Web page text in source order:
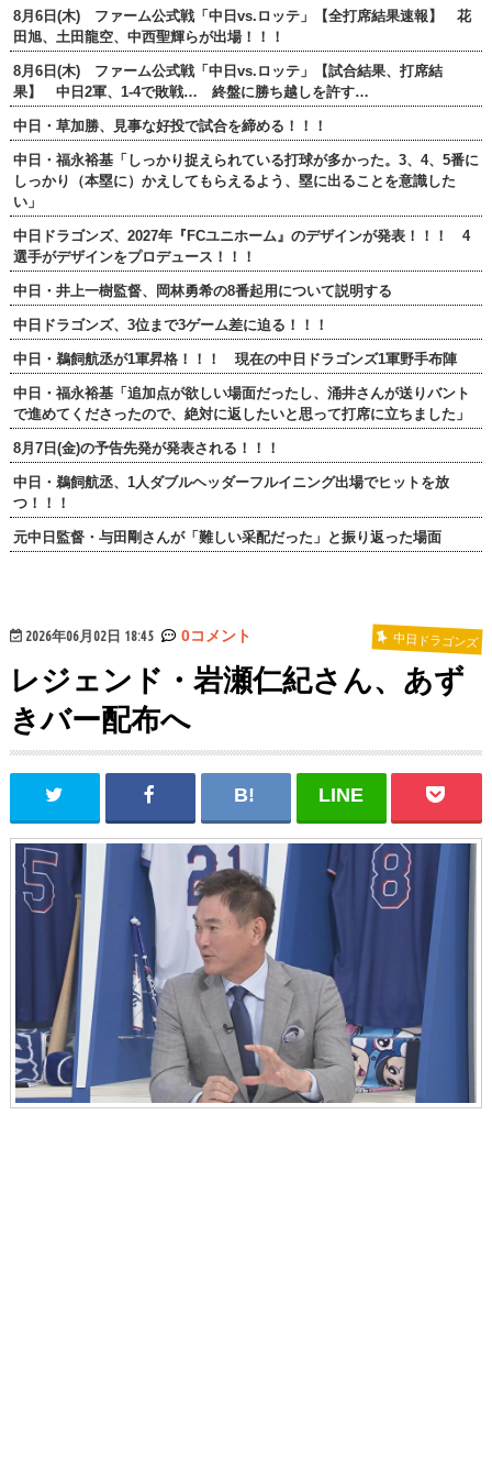
8月6日(木) ファーム公式戦「中日vs.ロッテ」【全打席結果速報】 花
田旭、土田龍空、中西聖輝らが出場！！！
8月6日(木) ファーム公式戦「中日vs.ロッテ」【試合結果、打席結
果】 中日2軍、1-4で敗戦… 終盤に勝ち越しを許す…
中日・草加勝、見事な好投で試合を締める！！！
中日・福永裕基「しっかり捉えられている打球が多かった。3、4、5番に
しっかり（本塁に）かえしてもらえるよう、塁に出ることを意識した
い」
中日ドラゴンズ、2027年『FCユニホーム』のデザインが発表！！！ 4
選手がデザインをプロデュース！！！
中日・井上一樹監督、岡林勇希の8番起用について説明する
中日ドラゴンズ、3位まで3ゲーム差に迫る！！！
中日・鵜飼航丞が1軍昇格！！！ 現在の中日ドラゴンズ1軍野手布陣
中日・福永裕基「追加点が欲しい場面だったし、涌井さんが送りバント
で進めてくださったので、絶対に返したいと思って打席に立ちました」
8月7日(金)の予告先発が発表される！！！
中日・鵜飼航丞、1人ダブルヘッダーフルイニング出場でヒットを放
つ！！！
元中日監督・与田剛さんが「難しい采配だった」と振り返った場面
2026年06月02日 18:45 0コメント 中日ドラゴンズ
レジェンド・岩瀬仁紀さん、あず
きバー配布へ